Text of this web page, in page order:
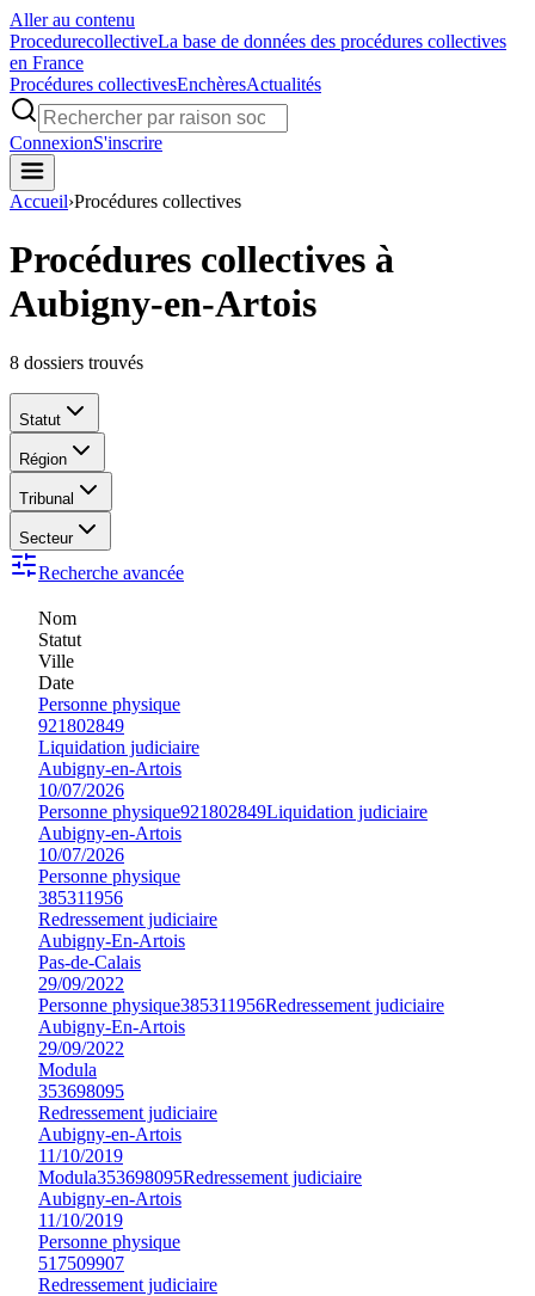
Aller au contenu
ProcedurecollectiveLa base de données des procédures collectives
en France
Procédures collectivesEnchèresActualités
ConnexionS'inscrire
Accueil›Procédures collectives
Procédures collectives à
Aubigny-en-Artois
8 dossiers trouvés
Statut
Région
Tribunal
Secteur
Recherche avancée
Nom
Statut
Ville
Date
Personne physique
921802849
Liquidation judiciaire
Aubigny-en-Artois
10/07/2026
Personne physique921802849Liquidation judiciaire
Aubigny-en-Artois
10/07/2026
Personne physique
385311956
Redressement judiciaire
Aubigny-En-Artois
Pas-de-Calais
29/09/2022
Personne physique385311956Redressement judiciaire
Aubigny-En-Artois
29/09/2022
Modula
353698095
Redressement judiciaire
Aubigny-en-Artois
11/10/2019
Modula353698095Redressement judiciaire
Aubigny-en-Artois
11/10/2019
Personne physique
517509907
Redressement judiciaire